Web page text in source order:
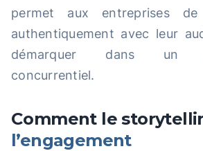
permet aux entreprises
authentiquement avec leur
démarquer dans un
concurrentiel.
Comment le
l’engagement